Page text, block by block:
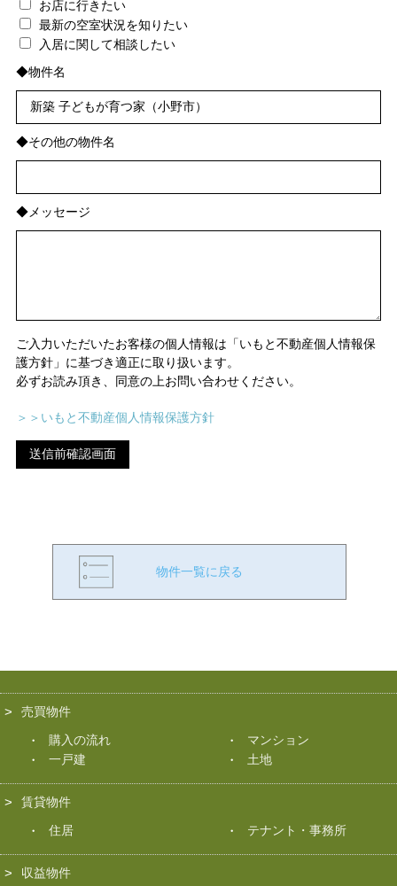
お店に行きたい
最新の空室状況を知りたい
入居に関して相談したい
◆物件名
◆その他の物件名
◆メッセージ
ご入力いただいたお客様の個人情報は「いもと不動産個人情報保
護方針」に基づき適正に取り扱います。
必ずお読み頂き、同意の上お問い合わせください。
＞＞いもと不動産個人情報保護方針
物件一覧に戻る
売買物件
購入の流れ
マンション
一戸建
土地
賃貸物件
住居
テナント・事務所
収益物件